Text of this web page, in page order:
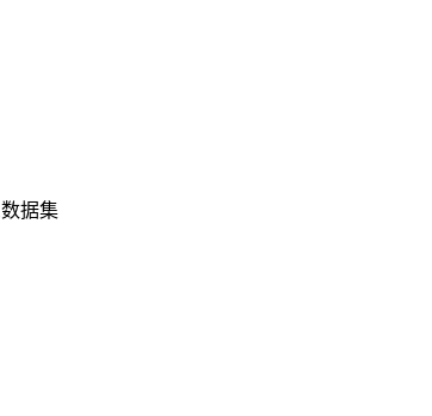
数据集